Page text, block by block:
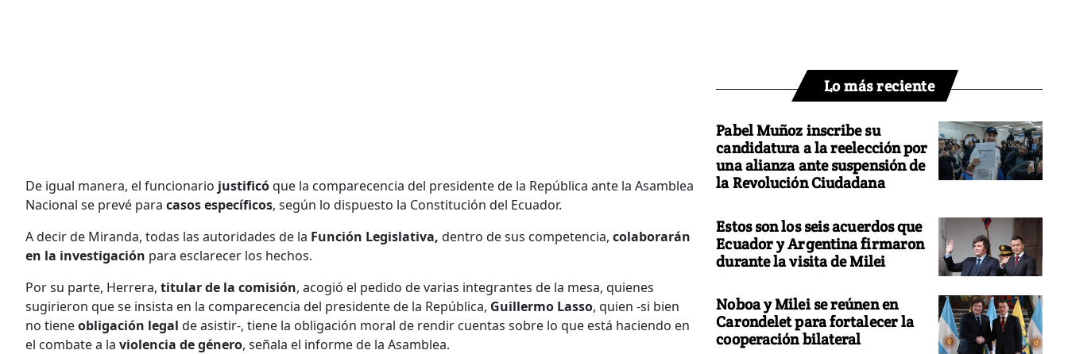
De igual manera, el funcionario justificóque la comparecencia del presidente de la República ante la Asamblea
Nacional se prevé para casos específicos, según lo dispuesto la Constitución del Ecuador.
A decir de Miranda, todas las autoridades de la Función Legislativa, dentro de sus competencia, colaborarán
en la investigación para esclarecer los hechos.
Por su parte, Herrera, titular de la comisión, acogió el pedido de varias integrantes de la mesa, quienes
sugirieron que se insista en la comparecencia del presidente de la República, Guillermo Lasso, quien -si bien
no tieneobligación legal de asistir-, tiene la obligación moral de rendir cuentas sobre lo que está haciendo en
el combate a la violencia de género, señala el informe de la Asamblea.
Lo más reciente
Pabel Muñoz inscribe su
candidatura a la reelección por
una alianza ante suspensión de
la Revolución Ciudadana
Estos son los seis acuerdos que
Ecuador y Argentina firmaron
durante la visita de Milei
Noboa y Milei se reúnen en
Carondelet para fortalecer la
cooperación bilateral